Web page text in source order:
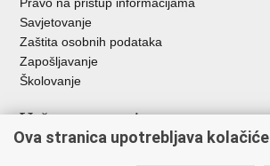
Savjetovanje
Zaštita osobnih podataka
Zapošljavanje
Školovanje
Važne poveznice
Ministarstvo unutarnjih poslova
Ova stranica upotrebljava kolačiće